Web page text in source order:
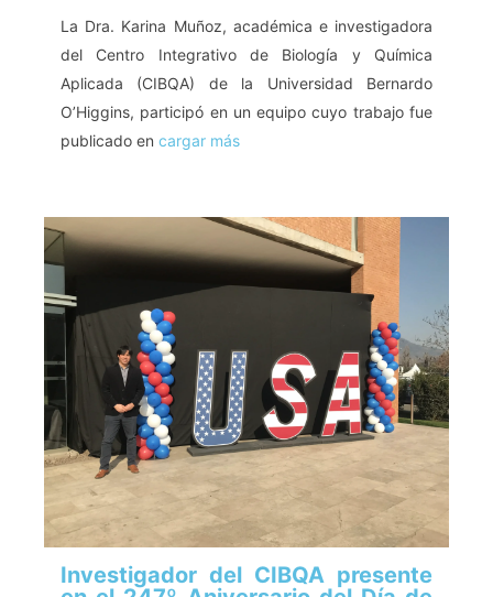
La Dra. Karina Muñoz, académica e investigadora
del Centro Integrativo de Biología y Química
Aplicada (CIBQA) de la Universidad Bernardo
O’Higgins, participó en un equipo cuyo trabajo fue
publicado en cargar más
Investigador del CIBQA presente